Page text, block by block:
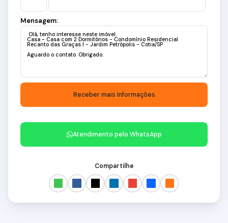
Mensagem:
Atendimento pelo WhatsApp
Compartilhe